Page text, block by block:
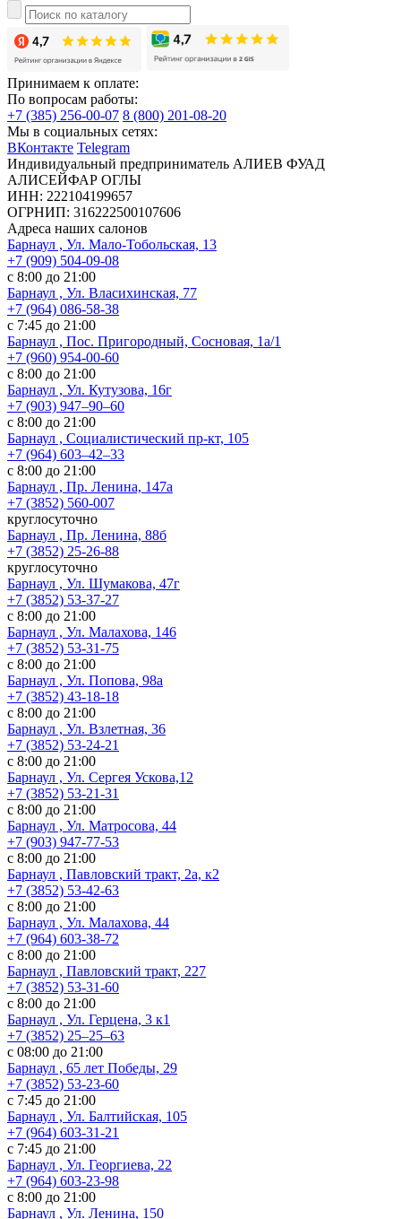
Принимаем к оплате:
По вопросам работы:
+7 (385) 256-00-07 8 (800) 201-08-20
Мы в социальных сетях:
ВКонтакте Telegram
Индивидуальный предприниматель АЛИЕВ ФУАД
АЛИСЕЙФАР ОГЛЫ
ИНН: 222104199657
ОГРНИП: 316222500107606
Адреса наших салонов
Барнаул , Ул. Мало-Тобольская, 13
+7 (909) 504-09-08
с 8:00 до 21:00
Барнаул , Ул. Власихинская, 77
+7 (964) 086-58-38
с 7:45 до 21:00
Барнаул , Пос. Пригородный, Сосновая, 1а/1
+7 (960) 954-00-60
с 8:00 до 21:00
Барнаул , Ул. Кутузова, 16г
+7 (903) 947‒90‒60
с 8:00 до 21:00
Барнаул , Социалистический пр-кт, 105
+7 (964) 603‒42‒33
с 8:00 до 21:00
Барнаул , Пр. Ленина, 147а
+7 (3852) 560-007
круглосуточно
Барнаул , Пр. Ленина, 88б
+7 (3852) 25-26-88
круглосуточно
Барнаул , Ул. Шумакова, 47г
+7 (3852) 53-37-27
с 8:00 до 21:00
Барнаул , Ул. Малахова, 146
+7 (3852) 53-31-75
с 8:00 до 21:00
Барнаул , Ул. Попова, 98а
+7 (3852) 43-18-18
с 8:00 до 21:00
Барнаул , Ул. Взлетная, 36
+7 (3852) 53-24-21
с 8:00 до 21:00
Барнаул , Ул. Сергея Ускова,12
+7 (3852) 53-21-31
с 8:00 до 21:00
Барнаул , Ул. Матросова, 44
+7 (903) 947-77-53
с 8:00 до 21:00
Барнаул , Павловский тракт, 2а, к2
+7 (3852) 53-42-63
с 8:00 до 21:00
Барнаул , Ул. Малахова, 44
+7 (964) 603-38-72
с 8:00 до 21:00
Барнаул , Павловский тракт, 227
+7 (3852) 53-31-60
с 8:00 до 21:00
Барнаул , Ул. ​Герцена, 3 к1
+7 (3852) 25‒25‒63
с 08:00 до 21:00
Барнаул , 65 лет Победы, 29
+7 (3852) 53-23-60
с 7:45 до 21:00
Барнаул , Ул. Балтийская, 105
+7 (964) 603-31-21
с 7:45 до 21:00
Барнаул , Ул. Георгиева, 22
+7 (964) 603-23-98
с 8:00 до 21:00
Барнаул , Ул. Ленина, 150